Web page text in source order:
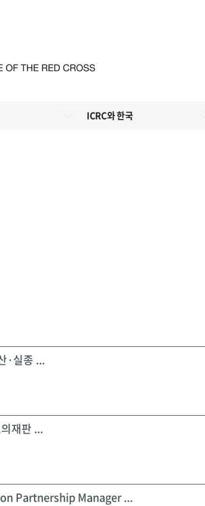
ICRC와 한국
·실종 ...
재판 ...
Partnership Manager ...